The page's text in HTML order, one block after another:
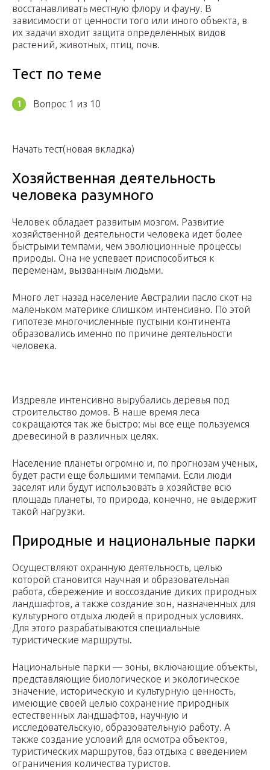
восстанавливать местную флору и фауну. В
зависимости от ценности того или иного объекта, в
их задачи входит защита определенных видов
растений, животных, птиц, почв.
Тест по теме
Вопрос 1 из 10
Начать тест(новая вкладка)
Хозяйственная деятельность
человека разумного
Человек обладает развитым мозгом. Развитие
хозяйственной деятельности человека идет более
быстрыми темпами, чем эволюционные процессы
природы. Она не успевает приспособиться к
переменам, вызванным людьми.
Много лет назад население Австралии пасло скот на
маленьком материке слишком интенсивно. По этой
гипотезе многочисленные пустыни континента
образовались именно по причине деятельности
человека.
Издревле интенсивно вырубались деревья под
строительство домов. В наше время леса
сокращаются так же быстро: мы все еще пользуемся
древесиной в различных целях.
Население планеты огромно и, по прогнозам ученых,
будет расти еще большими темпами. Если люди
заселят или будут использовать в хозяйстве всю
площадь планеты, то природа, конечно, не выдержит
такой нагрузки.
Природные и национальные парки
Осуществляют охранную деятельность, целью
которой становится научная и образовательная
работа, сбережение и воссоздание диких природных
ландшафтов, а также создание зон, назначенных для
культурного отдыха людей в природных условиях.
Для этого разрабатываются специальные
туристические маршруты.
Национальные парки — зоны, включающие объекты,
представляющие биологическое и экологическое
значение, историческую и культурную ценность,
имеющие своей целью сохранение природных
естественных ландшафтов, научную и
исследовательскую, образовательную работу. А
также создание условий для осмотра объектов,
туристических маршрутов, баз отдыха с введением
ограничения количества туристов.